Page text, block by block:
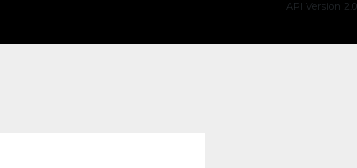
API Version 2.0